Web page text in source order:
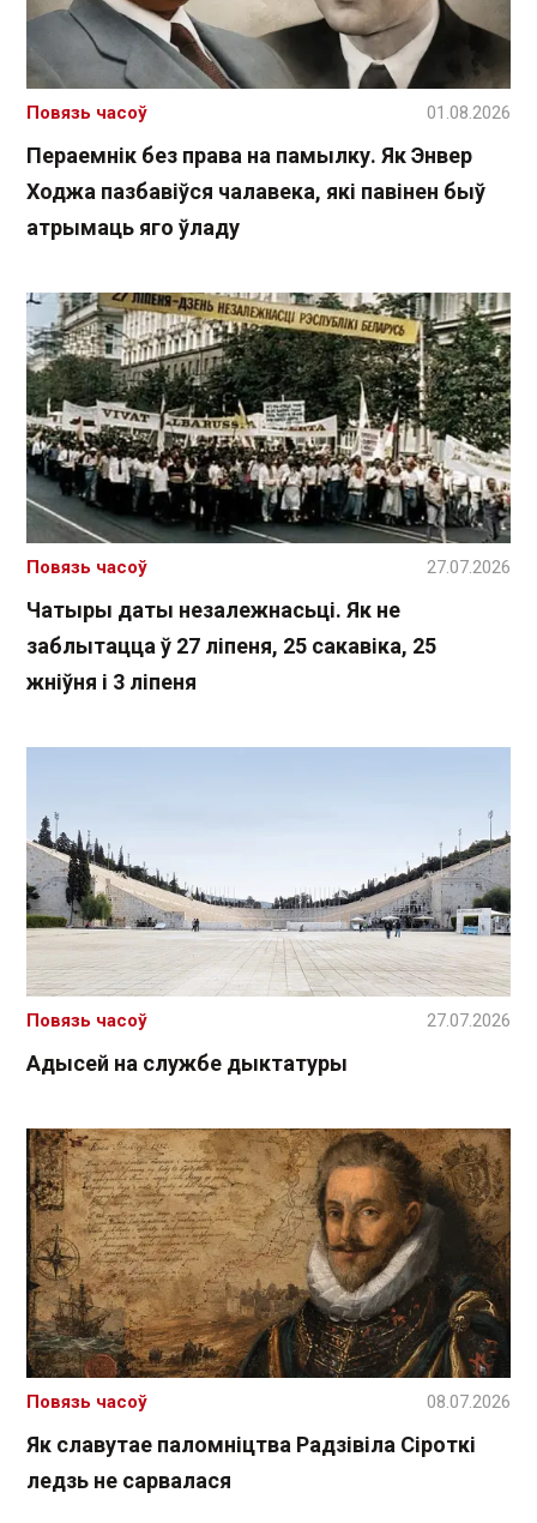
Пераемнік без права на памылку. Як Энвер
Ходжа пазбавіўся чалавека, які павінен быў
атрымаць яго ўладу
Повязь часоў 01.08.2026
Чатыры даты незалежнасьці. Як не
заблытацца ў 27 ліпеня, 25 сакавіка, 25
жніўня і 3 ліпеня
Повязь часоў 27.07.2026
Адысей на службе дыктатуры
Повязь часоў 27.07.2026
Як славутае паломніцтва Радзівіла Сіроткі
ледзь не сарвалася
Повязь часоў 08.07.2026